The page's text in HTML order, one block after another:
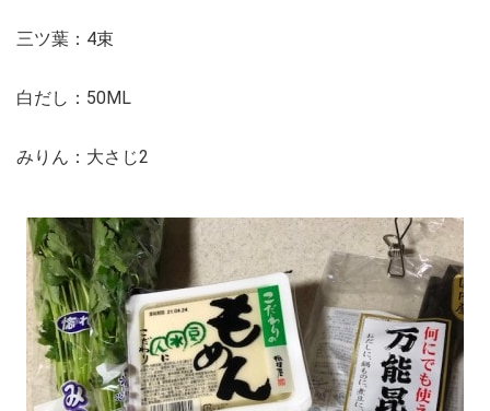
三ツ葉：4束
白だし：50ML
みりん：大さじ2